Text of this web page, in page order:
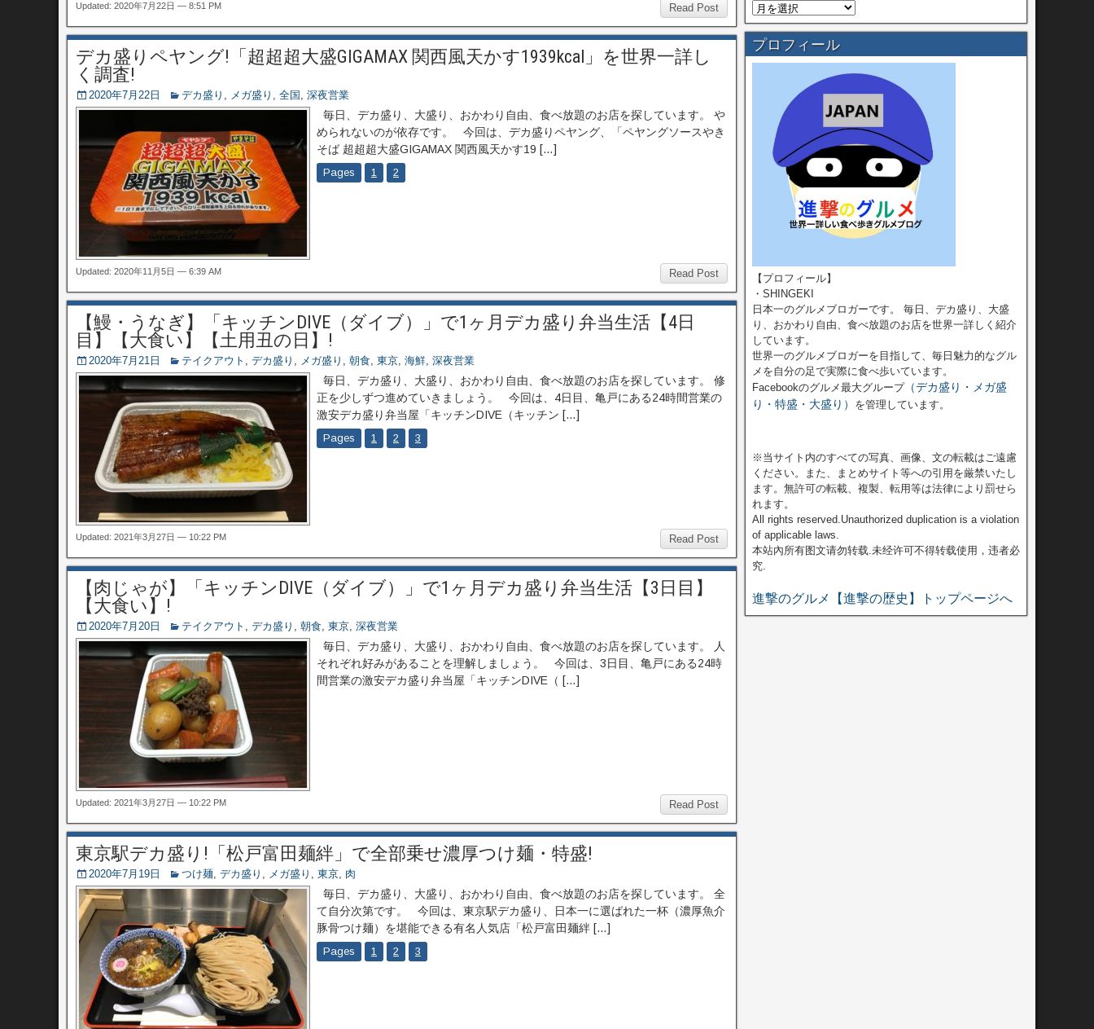
Read Post
Updated: 2020年7月22日 — 8:51 PM
デカ盛りペヤング!「超超超大盛GIGAMAX 関西風天かす1939kcal」を世界一詳し
く調査!
2020年7月22日 デカ盛り , メガ盛り , 全国 , 深夜営業
毎日、デカ盛り、大盛り、おかわり自由、食べ放題のお店を探しています。 や
められないのが依存です。 今回は、デカ盛りペヤング、「ペヤングソースやき
そば 超超超大盛GIGAMAX 関西風天かす19 […]
Pages 1 2
Read Post
Updated: 2020年11月5日 — 6:39 AM
【鰻・うなぎ】「キッチンDIVE（ダイブ）」で1ヶ月デカ盛り弁当生活【4日
目】【大食い】【土用丑の日】!
2020年7月21日 テイクアウト , デカ盛り , メガ盛り , 朝食, 東京, 海鮮, 深夜営業
毎日、デカ盛り、大盛り、おかわり自由、食べ放題のお店を探しています。 修
正を少しずつ進めていきましょう。 今回は、4日目、亀戸にある24時間営業の
激安デカ盛り弁当屋「キッチンDIVE（キッチン […]
Pages 1 2 3
Read Post
Updated: 2021年3月27日 — 10:22 PM
【肉じゃが】「キッチンDIVE（ダイブ）」で1ヶ月デカ盛り弁当生活【3日目】
【大食い】!
2020年7月20日 テイクアウト , デカ盛り , 朝食, 東京, 深夜営業
毎日、デカ盛り、大盛り、おかわり自由、食べ放題のお店を探しています。 人
それぞれ好みがあることを理解しましょう。 今回は、3日目、亀戸にある24時
間営業の激安デカ盛り弁当屋「キッチンDIVE（ […]
Read Post
Updated: 2021年3月27日 — 10:22 PM
東京駅デカ盛り!「松戸富田麺絆」で全部乗せ濃厚つけ麺・特盛!
2020年7月19日 つけ麺, デカ盛り , メガ盛り , 東京, 肉
毎日、デカ盛り、大盛り、おかわり自由、食べ放題のお店を探しています。 全
て自分次第です。 今回は、東京駅デカ盛り、日本一に選ばれた一杯（濃厚魚介
豚骨つけ麺）を堪能できる有名人気店「松戸富田麺絆 […]
Pages 1 2 3
プロフィール
【プロフィール】
・SHINGEKI
日本一のグルメブロガーです。 毎日、デカ盛り、大盛
り、おかわり自由、食べ放題のお店を世界一詳しく紹介
しています。
世界一のグルメブロガーを目指して、毎日魅力的なグル
メを自分の足で実際に食べ歩いています。
Facebookのグルメ最大グループ（デカ盛り・メガ盛
り・特盛・大盛り） を管理しています。
※当サイト内のすべての写真、画像、文の転載はご遠慮
ください。また、まとめサイト等への引用を厳禁いたし
ます。無許可の転載、複製、転用等は法律により罰せら
れます。
All rights reserved.Unauthorized duplication is a violation
of applicable laws.
本站內所有图文请勿转载.未经许可不得转载使用，违者必
究.
進撃のグルメ【進撃の歴史】トップページへ